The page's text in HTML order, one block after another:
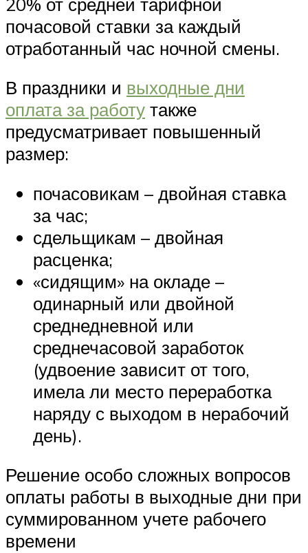
почасовой ставки за каждый
отработанный час ночной смены.
В праздники и выходные дни
оплата за работу также
предусматривает повышенный
размер:
почасовикам – двойная ставка
за час;
сдельщикам – двойная
расценка;
«сидящим» на окладе –
одинарный или двойной
среднедневной или
среднечасовой заработок
(удвоение зависит от того,
имела ли место переработка
наряду с выходом в нерабочий
день).
Решение особо сложных вопросов
оплаты работы в выходные дни при
суммированном учете рабочего
времени